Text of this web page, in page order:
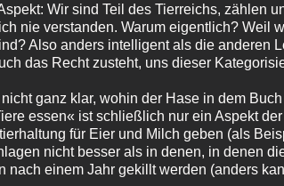
Wir sind Teil des Tierreichs, zählen
nie verstanden. Warum eigentlich? Weil
Also anders intelligent als die anderen
das Recht zusteht, uns dieser
nicht ganz klar, wohin der Hase in dem
essen« ist schließlich nur ein Aspekt
für Eier und Milch geben (als
nicht besser als in denen, in denen
nach einem Jahr gekillt werden (anders